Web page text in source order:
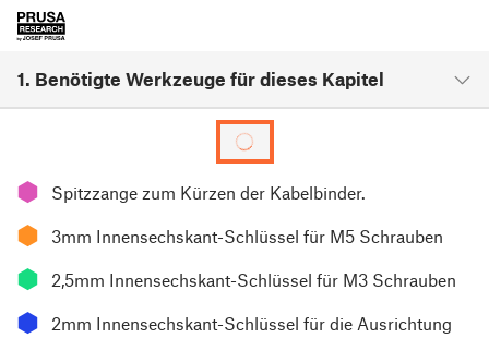
1. Benötigte Werkzeuge für dieses Kapitel
⬢ Spitzzange zum Kürzen der Kabelbinder.
⬢ 3mm Innensechskant-Schlüssel für M5 Schrauben
⬢ 2,5mm Innensechskant-Schlüssel für M3 Schrauben
⬢
2mm Innensechskant-Schlüssel für die Ausrichtung